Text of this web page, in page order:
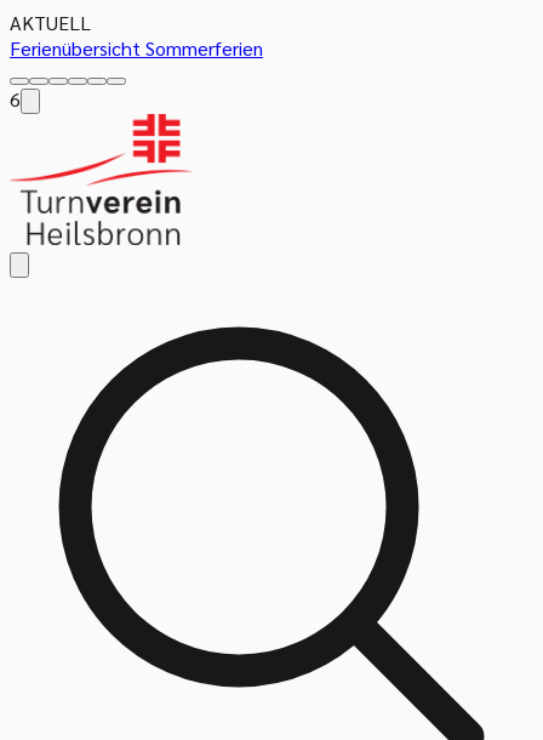
AKTUELL
Ferienübersicht Sommerferien
6